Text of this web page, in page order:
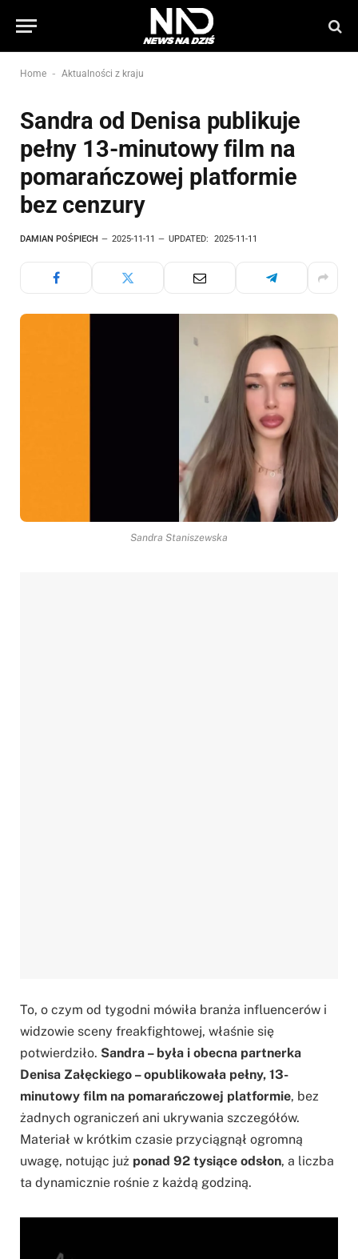
Home - Aktualności z kraju
Sandra od Denisa publikuje
pełny 13-minutowy film na
pomarańczowej platformie
bez cenzury
DAMIAN POŚPIECH 2025-11-11 UPDATED: 2025-11-11
Sandra Staniszewska
To, o czym od tygodni mówiła branża influencerów i
widzowie sceny freakfightowej, właśnie się
potwierdziło. Sandra – była i obecna partnerka
Denisa Załęckiego – opublikowała pełny, 13-
minutowy film na pomarańczowej platformie, bez
żadnych ograniczeń ani ukrywania szczegółów.
Materiał w krótkim czasie przyciągnął ogromną
uwagę, notując już ponad 92 tysiące odsłon, a liczba
ta dynamicznie rośnie z każdą godziną.